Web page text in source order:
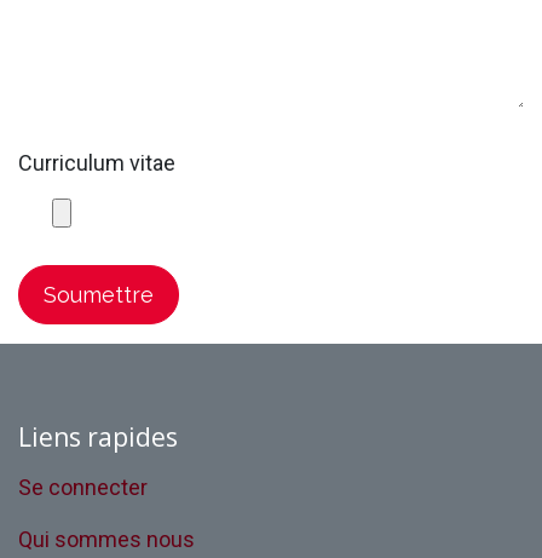
Curriculum vitae
Soumettre
Liens rapides
Se connecter
Qui sommes nous